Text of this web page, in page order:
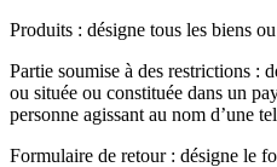
Produits : désigne tous les biens
Partie soumise à des restrictions :
ou située ou constituée dans un
personne agissant au nom d’une
Formulaire de retour : désigne le